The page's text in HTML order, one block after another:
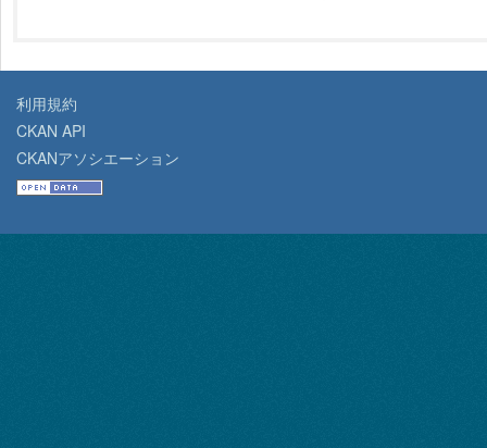
利用規約
CKAN API
CKANアソシエーション